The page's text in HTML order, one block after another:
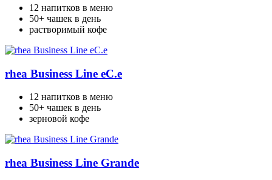
12 напитков в меню
50+ чашек в день
растворимый кофе
rhea Business Line eC.e
12 напитков в меню
50+ чашек в день
зерновой кофе
rhea Business Line Grande